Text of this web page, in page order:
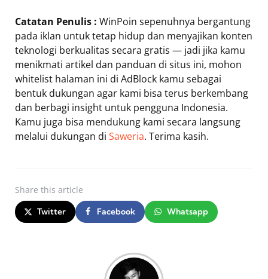
Catatan Penulis : WinPoin sepenuhnya bergantung
pada iklan untuk tetap hidup dan menyajikan konten
teknologi berkualitas secara gratis — jadi jika kamu
menikmati artikel dan panduan di situs ini, mohon
whitelist halaman ini di AdBlock kamu sebagai
bentuk dukungan agar kami bisa terus berkembang
dan berbagi insight untuk pengguna Indonesia.
Kamu juga bisa mendukung kami secara langsung
melalui dukungan di Saweria. Terima kasih.
Share this article
Twitter Facebook Whatsapp